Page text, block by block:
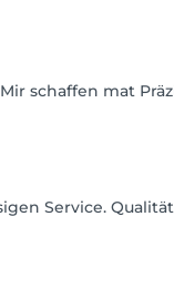
schaffen mat
Service.